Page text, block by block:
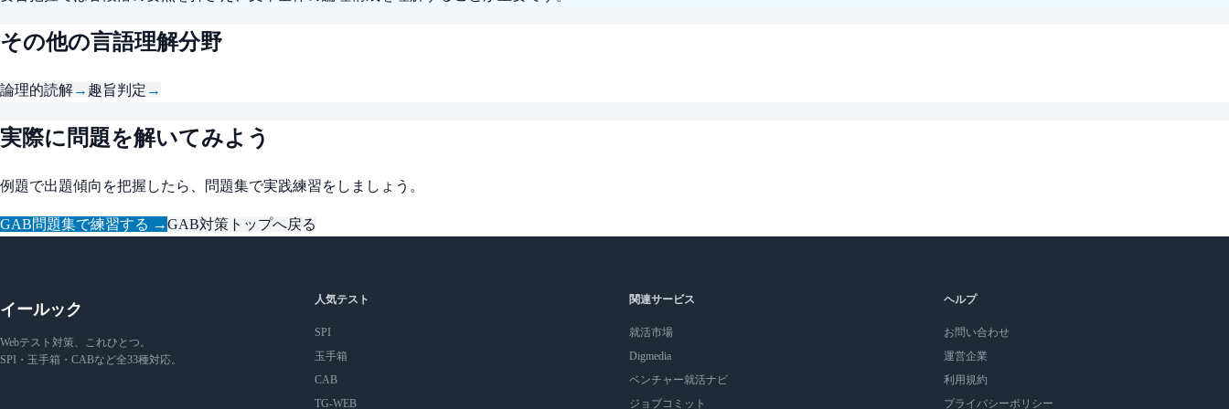
その他の言語理解分野
論理的読解→ 趣旨判定 →
実際に問題を解いてみよう
例題で出題傾向を把握したら、問題集で実践練習をしましょう。
GAB問題集で練習する →GAB対策トップへ戻る
イールック
Webテスト対策、これひとつ。
SPI・玉手箱・CABなど全33種対応。
人気テスト
SPI
玉手箱
CAB
TG-WEB
関連サービス
就活市場
Digmedia
ベンチャー就活ナビ
ジョブコミット
ヘルプ
お問い合わせ
運営企業
利用規約
プライバシーポリシー